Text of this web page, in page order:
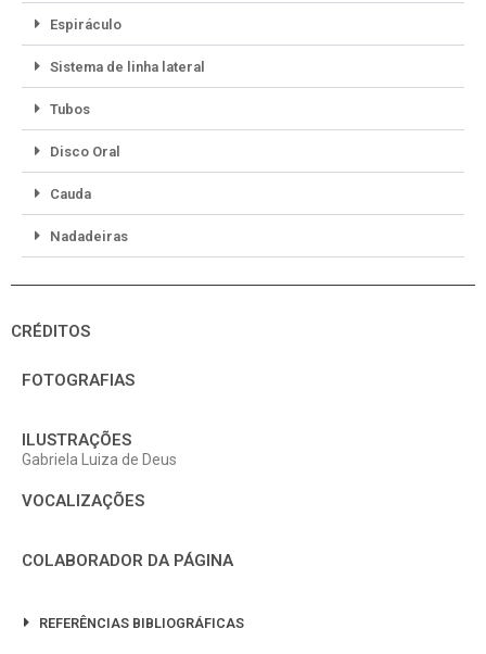
Espiráculo
Sistema de linha lateral
Tubos
Disco Oral
Cauda
Nadadeiras
CRÉDITOS
FOTOGRAFIAS
ILUSTRAÇÕES
Gabriela Luiza de Deus
VOCALIZAÇÕES
COLABORADOR DA PÁGINA
REFERÊNCIAS BIBLIOGRÁFICAS